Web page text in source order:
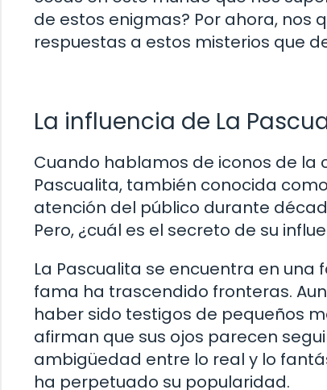
de estos enigmas? Por ahora,
respuestas a estos misterios que
La influencia de La
Cuando hablamos de iconos de la
Pascualita, también conocida
atención del público durante
Pero, ¿cuál es el secreto de su
La Pascualita se encuentra en una
fama ha trascendido fronteras.
haber sido testigos de pequeños
afirman que sus ojos parecen
ambigüedad entre lo real y lo
ha perpetuado su popularidad.